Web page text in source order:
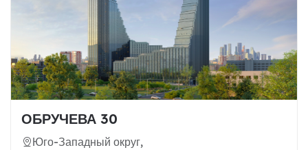
ОБРУЧЕВА 30
Юго-Западный округ,